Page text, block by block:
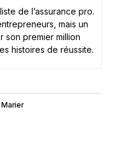
de l’assurance pro.
mais un
son premier million
histoires de réussite.
Marier